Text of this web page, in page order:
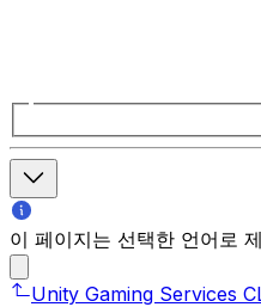
이 페이지는 선택한 언어로
Unity Gaming Services